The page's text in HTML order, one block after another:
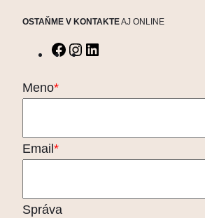
OSTAŇME V KONTAKTEAJ ONLINE
Facebook
Instagram
Meno*
Email*
Správa